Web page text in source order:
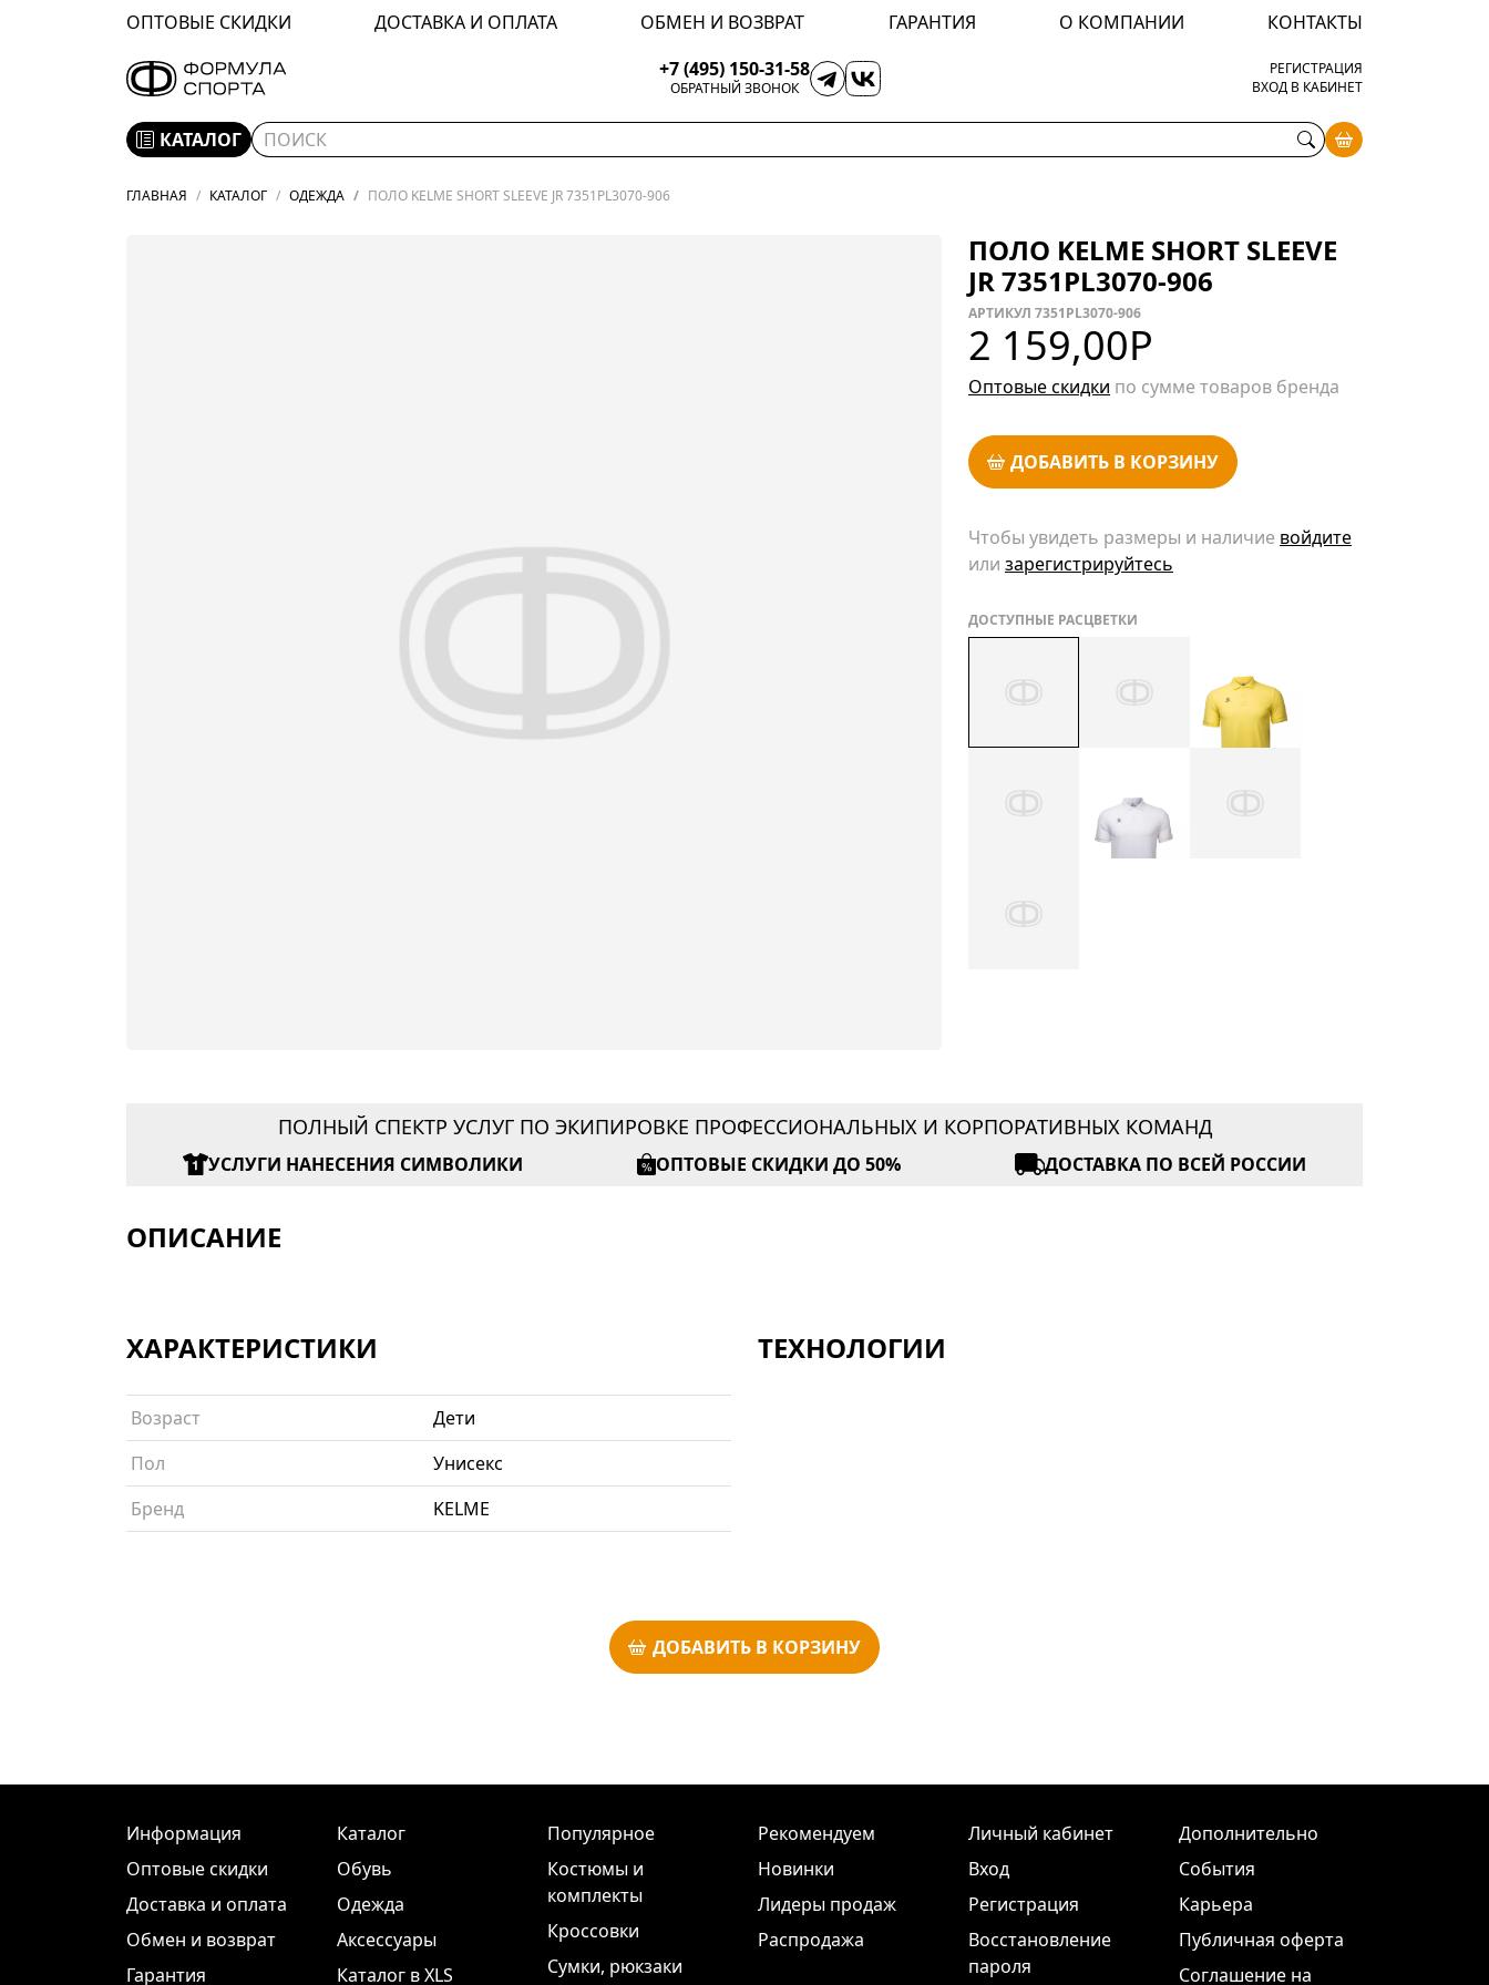
ОПТОВЫЕ СКИДКИ ДОСТАВКА И ОПЛАТА ОБМЕН И ВОЗВРАТ ГАРАНТИЯ О КОМПАНИИ
КОНТАКТЫ
+7 (495) 150-31-58
ОБРАТНЫЙ ЗВОНОК
РЕГИСТРАЦИЯ
ВХОД В КАБИНЕТ
КАТАЛОГ
ГЛАВНАЯ КАТАЛОГ ОДЕЖДА ПОЛО KELME SHORT SLEEVE JR 7351PL3070-906
ПОЛО KELME SHORT SLEEVE
JR 7351PL3070-906
АРТИКУЛ 7351PL3070-906
2 159,00Р
Оптовые скидки по сумме товаров бренда
ДОБАВИТЬ В КОРЗИНУ
Чтобы увидеть размеры и наличие войдите
или зарегистрируйтесь
ДОСТУПНЫЕ РАСЦВЕТКИ
ПОЛНЫЙ СПЕКТР УСЛУГ ПО ЭКИПИРОВКЕ ПРОФЕССИОНАЛЬНЫХ И КОРПОРАТИВНЫХ КОМАНД
УСЛУГИ НАНЕСЕНИЯ СИМВОЛИКИ ОПТОВЫЕ СКИДКИ ДО 50% ДОСТАВКА ПО ВСЕЙ РОССИИ
ОПИСАНИЕ
ХАРАКТЕРИСТИКИ
Возраст
Дети
Пол
Унисекс
Бренд
KELME
ТЕХНОЛОГИИ
ДОБАВИТЬ В КОРЗИНУ
Информация
Оптовые скидки
Доставка и оплата
Обмен и возврат
Гарантия
Каталог
Обувь
Одежда
Аксессуары
Каталог в XLS
Популярное
Костюмы и
комплекты
Кроссовки
Сумки, рюкзаки
Рекомендуем
Новинки
Лидеры продаж
Распродажа
Личный кабинет
Вход
Регистрация
Восстановление
пароля
Дополнительно
События
Карьера
Публичная оферта
Соглашение на